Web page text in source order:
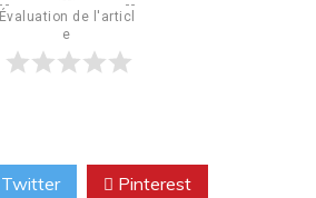
Évaluation de l'articl
e
Twitter Pinterest